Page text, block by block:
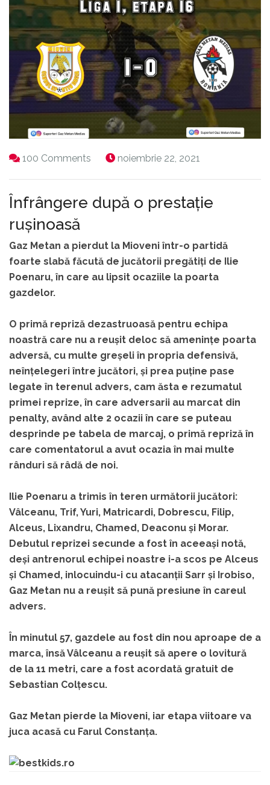
100 Comments noiembrie 22, 2021
Înfrângere după o prestație
rușinoasă
Gaz Metan a pierdut la Mioveni într-o partidă
foarte slabă făcută de jucătorii pregătiți de Ilie
Poenaru, în care au lipsit ocaziile la poarta
gazdelor.
O primă repriză dezastruoasă pentru echipa
noastră care nu a reușit deloc să amenințe poarta
adversă, cu multe greșeli în propria defensivă,
neînțelegeri între jucători, și prea puține pase
legate în terenul advers, cam ăsta e rezumatul
primei reprize, în care adversarii au marcat din
penalty, având alte 2 ocazii în care se puteau
desprinde pe tabela de marcaj, o primă repriză în
care comentatorul a avut ocazia în mai multe
rânduri să râdă de noi.
Ilie Poenaru a trimis în teren următorii jucători:
Vâlceanu, Trif, Yuri, Matricardi, Dobrescu, Filip,
Alceus, Lixandru, Chamed, Deaconu și Morar.
Debutul reprizei secunde a fost în aceeași notă,
deși antrenorul echipei noastre i-a scos pe Alceus
și Chamed, inlocuindu-i cu atacanții Sarr și Irobiso,
Gaz Metan nu a reușit să pună presiune în careul
advers.
În minutul 57, gazdele au fost din nou aproape de a
marca, însă Vâlceanu a reușit să apere o lovitură
de la 11 metri, care a fost acordată gratuit de
Sebastian Colțescu.
Gaz Metan pierde la Mioveni, iar etapa viitoare va
juca acasă cu Farul Constanța.